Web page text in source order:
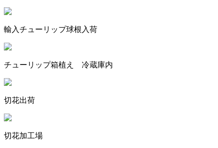
輸入チューリップ球根入荷
チューリップ箱植え 冷蔵庫内
切花出荷
切花加工場